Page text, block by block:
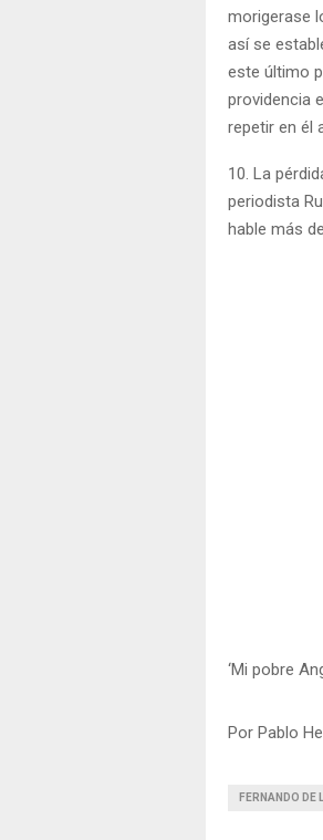
morigerase
así se
este último
providencia
repetir en él
10. La
periodista
hable más
‘Mi pobre
Por Pablo
FERNANDO DE